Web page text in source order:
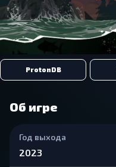
ProtonDB
Об игре
Год выхода
2023